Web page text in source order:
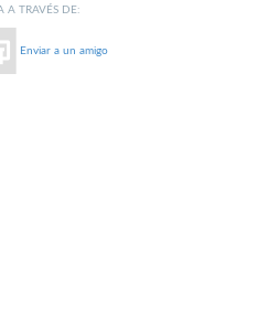
A TRAVÉS DE:
Enviar a un amigo